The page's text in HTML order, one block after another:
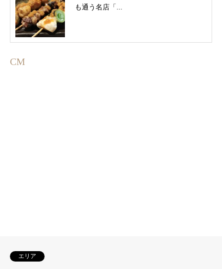
も通う名店「...
CM
エリア